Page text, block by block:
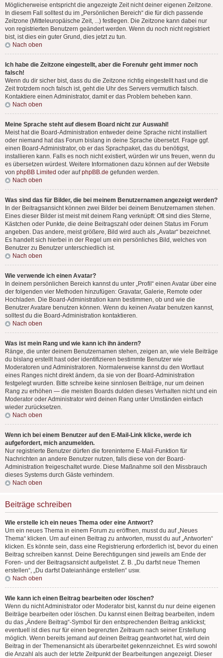
Möglicherweise entspricht die angezeigte Zeit nicht deiner eigenen Zeitzone.
In diesem Fall solltest du im „Persönlichen Bereich“ die für dich passende
Zeitzone (Mitteleuropäische Zeit, ...) festlegen. Die Zeitzone kann dabei nur
von registrierten Benutzern geändert werden. Wenn du noch nicht registriert
bist, ist dies ein guter Grund, dies jetzt zu tun.
Nach oben
Ich habe die Zeitzone eingestellt, aber die Forenuhr geht immer noch
falsch!
Wenn du dir sicher bist, dass du die Zeitzone richtig eingestellt hast und die
Zeit trotzdem noch falsch ist, geht die Uhr des Servers vermutlich falsch.
Kontaktiere einen Administrator, damit er das Problem beheben kann.
Nach oben
Meine Sprache steht auf diesem Board nicht zur Auswahl!
Meist hat die Board-Administration entweder deine Sprache nicht installiert
oder niemand hat das Forum bislang in deine Sprache übersetzt. Frage ggf.
einen Board-Administrator, ob er das Sprachpaket, das du benötigst,
installieren kann. Falls es noch nicht existiert, würden wir uns freuen, wenn du
es übersetzen würdest. Weitere Informationen dazu können auf der Website
von phpBB Limited oder aufphpBB.de gefunden werden.
Nach oben
Was sind das für Bilder, die bei meinem Benutzernamen angezeigt werden?
In der Beitragsansicht können zwei Bilder bei deinem Benutzernamen stehen.
Eines dieser Bilder ist meist mit deinem Rang verknüpft: Oft sind dies Sterne,
Kästchen oder Punkte, die deine Beitragszahl oder deinen Status im Forum
angeben. Das andere, meist größere, Bild wird auch als „Avatar“ bezeichnet.
Es handelt sich hierbei in der Regel um ein persönliches Bild, welches von
Benutzer zu Benutzer unterschiedlich ist.
Nach oben
Wie verwende ich einen Avatar?
In deinem persönlichen Bereich kannst du unter „Profil“ einen Avatar über eine
der folgenden vier Methoden hinzufügen: Gravatar, Galerie, Remote oder
Hochladen. Die Board-Administration kann bestimmen, ob und wie die
Benutzer Avatare benutzen können. Wenn du keinen Avatar benutzen kannst,
solltest du die Board-Administration kontaktieren.
Nach oben
Was ist mein Rang und wie kann ich ihn ändern?
Ränge, die unter deinem Benutzernamen stehen, zeigen an, wie viele Beiträge
du bislang erstellt hast oder identifizieren bestimmte Benutzer wie
Moderatoren und Administratoren. Normalerweise kannst du den Wortlaut
eines Ranges nicht direkt ändern, da sie von der Board-Administration
festgelegt wurden. Bitte schreibe keine sinnlosen Beiträge, nur um deinen
Rang zu erhöhen — die meisten Boards dulden dieses Verhalten nicht und ein
Moderator oder Administrator wird deinen Rang unter Umständen einfach
wieder zurücksetzen.
Nach oben
Wenn ich bei einem Benutzer auf den E-Mail-Link klicke, werde ich
aufgefordert, mich anzumelden.
Nur registrierte Benutzer dürfen die foreninterne E-Mail-Funktion für
Nachrichten an andere Benutzer nutzen, falls diese von der Board-
Administration freigeschaltet wurde. Diese Maßnahme soll den Missbrauch
dieses Systems durch Gäste verhindern.
Nach oben
Beiträge schreiben
Wie erstelle ich ein neues Thema oder eine Antwort?
Um ein neues Thema in einem Forum zu eröffnen, musst du auf „Neues
Thema“ klicken. Um auf einen Beitrag zu antworten, musst du auf „Antworten“
klicken. Es könnte sein, dass eine Registrierung erforderlich ist, bevor du einen
Beitrag schreiben kannst. Deine Berechtigungen sind jeweils am Ende der
Foren- und der Beitragsansicht aufgelistet. Z. B. „Du darfst neue Themen
erstellen“, „Du darfst Dateianhänge erstellen“ usw.
Nach oben
Wie kann ich einen Beitrag bearbeiten oder löschen?
Wenn du nicht Administrator oder Moderator bist, kannst du nur deine eigenen
Beiträge bearbeiten oder löschen. Du kannst einen Beitrag bearbeiten, indem
du das „Ändere Beitrag“-Symbol für den entsprechenden Beitrag anklickst;
eventuell ist dies nur für einen begrenzten Zeitraum nach seiner Erstellung
möglich. Wenn bereits jemand auf deinen Beitrag geantwortet hat, wird dein
Beitrag in der Themenansicht als überarbeitet gekennzeichnet. Es wird sowohl
die Anzahl als auch der letzte Zeitpunkt der Bearbeitungen angezeigt. Dieser